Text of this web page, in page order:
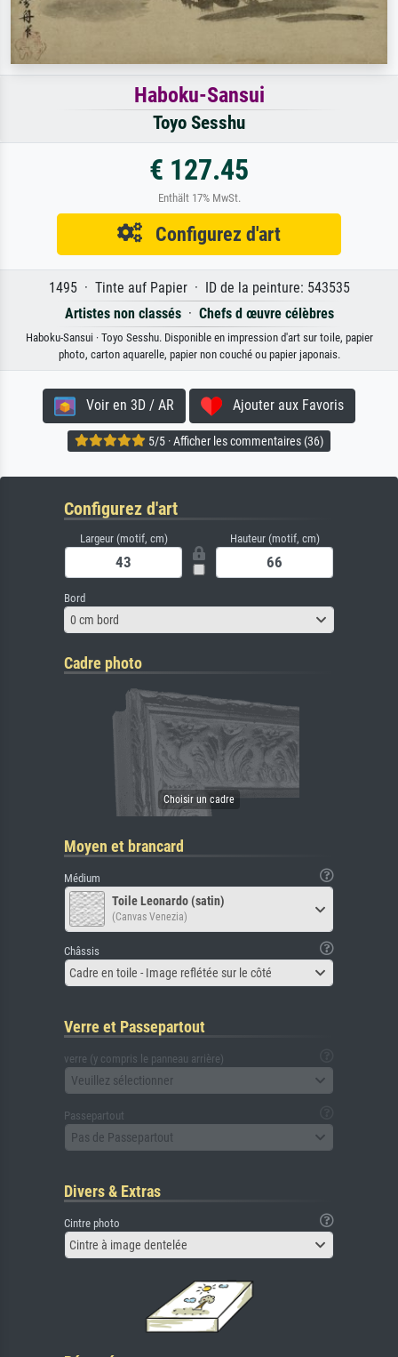
Haboku-Sansui
Toyo Sesshu
€ 127.45
Enthält 17% MwSt.
Configurez d'art
1495 · Tinte auf Papier · ID de la peinture: 543535
Artistes non classés· Chefs d œuvre célèbres
Haboku-Sansui · Toyo Sesshu. Disponible en impression d'art sur toile, papier
photo, carton aquarelle, papier non couché ou papier japonais.
Voir en 3D / AR Ajouter aux Favoris
5/5 · Afficher les commentaires (36)
Configurez d'art
Largeur (motif, cm) Hauteur (motif, cm)
Bord
0 cm bord
Cadre photo
Moyen et brancard
Médium
Toile Leonardo (satin)
(Canvas Venezia)
Châssis
Cadre en toile - Image reflétée sur le côté
Verre et Passepartout
verre (y compris le panneau arrière)
Veuillez sélectionner
Passepartout
Pas de Passepartout
Divers & Extras
Cintre photo
Cintre à image dentelée